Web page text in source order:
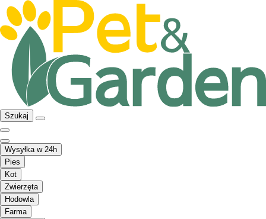
Szukaj
Wysyłka w 24h
Pies
Kot
Zwierzęta
Hodowla
Farma